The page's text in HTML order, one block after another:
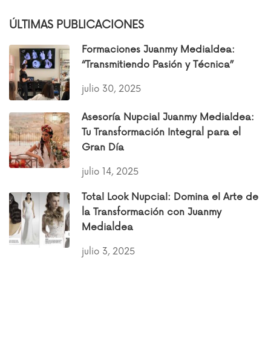
ÚLTIMAS PUBLICACIONES
Formaciones Juanmy Medialdea:
“Transmitiendo Pasión y Técnica”
julio 30, 2025
Asesoría Nupcial Juanmy Medialdea:
Tu Transformación Integral para el
Gran Día
julio 14, 2025
Total Look Nupcial: Domina el Arte de
la Transformación con Juanmy
Medialdea
julio 3, 2025